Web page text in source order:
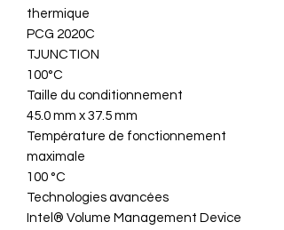
thermique
PCG 2020C
TJUNCTION
100°C
Taille du conditionnement
45.0 mm x 37.5 mm
Température de fonctionnement
maximale
100 °C
Technologies avancées
Intel® Volume Management Device